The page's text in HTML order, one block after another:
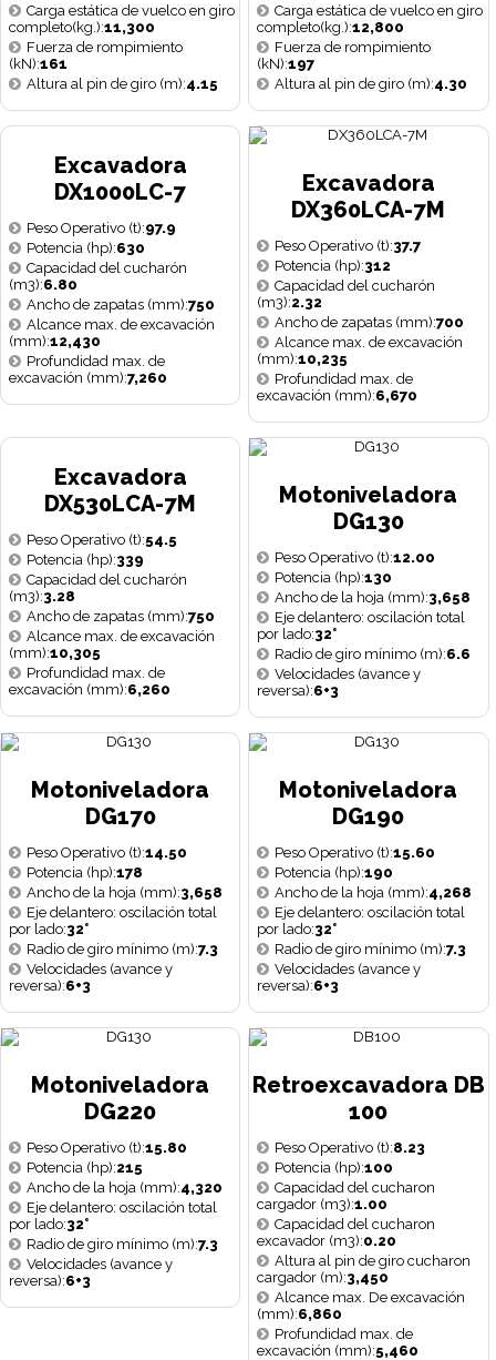
Carga estática de vuelco en giro
completo(kg.):11,300
Fuerza de rompimiento
(kN):161
Altura al pin de giro (m):4.15
Carga estática de vuelco en giro
completo(kg.):12,800
Fuerza de rompimiento
(kN):197
Altura al pin de giro (m):4.30
Excavadora
DX1000LC-7
Peso Operativo (t):97.9
Potencia (hp):630
Capacidad del cucharón
(m3):6.80
Ancho de zapatas (mm):750
Alcance max. de excavación
(mm):12,430
Profundidad max. de
excavación (mm):7,260
Excavadora
DX360LCA-7M
Peso Operativo (t):37.7
Potencia (hp):312
Capacidad del cucharón
(m3):2.32
Ancho de zapatas (mm):700
Alcance max. de excavación
(mm):10,235
Profundidad max. de
excavación (mm):6,670
Excavadora
DX530LCA-7M
Peso Operativo (t):54.5
Potencia (hp):339
Capacidad del cucharón
(m3):3.28
Ancho de zapatas (mm):750
Alcance max. de excavación
(mm):10,305
Profundidad max. de
excavación (mm):6,260
Motoniveladora
DG130
Peso Operativo (t):12.00
Potencia (hp):130
Ancho de la hoja (mm):3,658
Eje delantero: oscilación total
por lado:32°
Radio de giro mínimo (m):6.6
Velocidades (avance y
reversa):6+3
Motoniveladora
DG170
Peso Operativo (t):14.50
Potencia (hp):178
Ancho de la hoja (mm):3,658
Eje delantero: oscilación total
por lado:32°
Radio de giro mínimo (m):7.3
Velocidades (avance y
reversa):6+3
Motoniveladora
DG190
Peso Operativo (t):15.60
Potencia (hp):190
Ancho de la hoja (mm):4,268
Eje delantero: oscilación total
por lado:32°
Radio de giro mínimo (m):7.3
Velocidades (avance y
reversa):6+3
Motoniveladora
DG220
Peso Operativo (t):15.80
Potencia (hp):215
Ancho de la hoja (mm):4,320
Eje delantero: oscilación total
por lado:32°
Radio de giro mínimo (m):7.3
Velocidades (avance y
reversa):6+3
Retroexcavadora DB
100
Peso Operativo (t):8.23
Potencia (hp):100
Capacidad del cucharon
cargador (m3):1.00
Capacidad del cucharon
excavador (m3):0.20
Altura al pin de giro cucharon
cargador (m):3,450
Alcance max. De excavación
(mm):6,860
Profundidad max. de
excavación (mm):5,460